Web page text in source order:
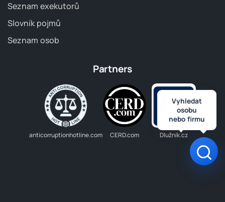
Seznam exekutorů
Slovník pojmů
Seznam osob
Partners
anticorruptionhotline.com CERD.com Dlužník.cz
Vyhledat
osobu
nebo firmu